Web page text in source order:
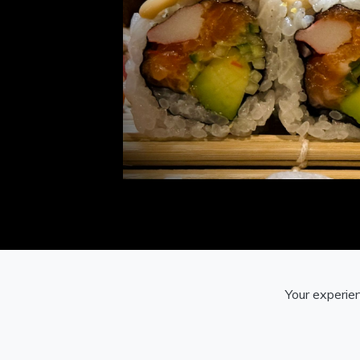
Your